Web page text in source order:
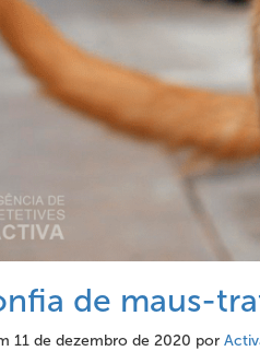
de maus-
11 de dezembro de 2020 por